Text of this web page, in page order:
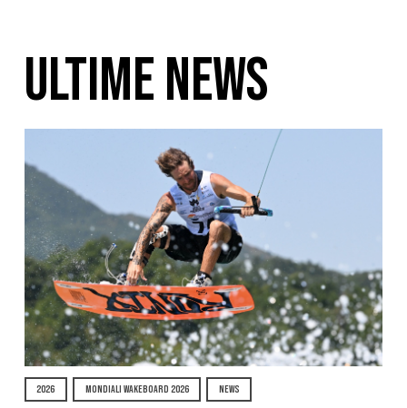
ULTIME NEWS
2026 MONDIALI WAKEBOARD 2026 NEWS